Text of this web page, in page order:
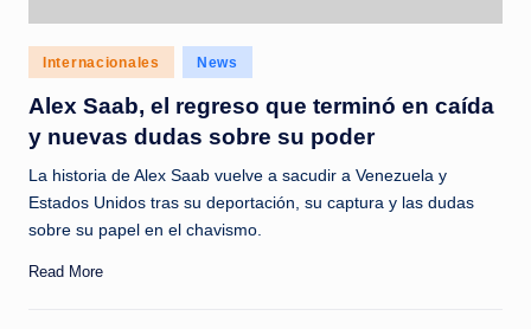
Posted
in
Internacionales News
Alex Saab, el regreso que terminó en caída
y nuevas dudas sobre su poder
La historia de Alex Saab vuelve a sacudir a Venezuela y
Estados Unidos tras su deportación, su captura y las dudas
sobre su papel en el chavismo.
Read More